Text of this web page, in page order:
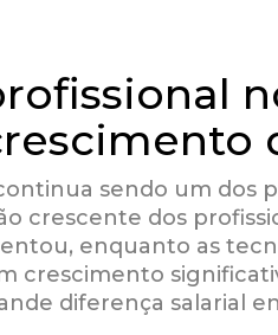
sendo um dos
crescente dos
enquanto as
crescimento
diferença salarial